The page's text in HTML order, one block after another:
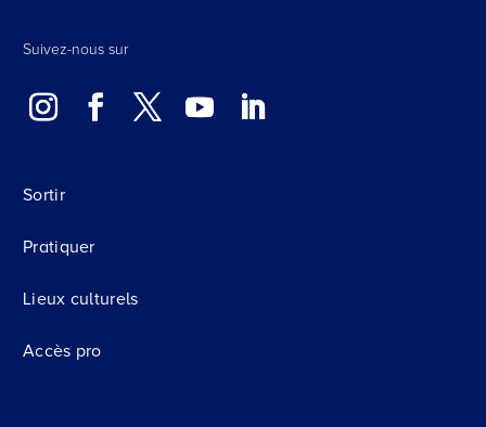
Suivez-nous sur
Sortir
Pratiquer
Lieux culturels
Accès pro